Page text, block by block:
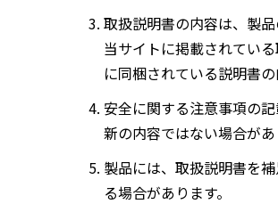
取扱説明書の内容は、製
当サイトに掲載されてい
に同梱されている説明書
安全に関する注意事項の
新の内容ではない場合が
製品には、取扱説明書を
る場合があります。